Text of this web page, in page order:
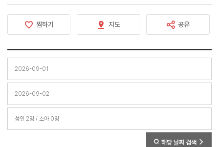
찜하기 지도 공유
해당 날짜 검색